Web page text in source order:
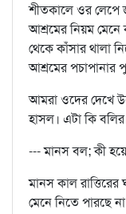
শীতকালে ওর লেপে
আশ্রমের নিয়ম মেনে
থেকে কাঁসার থালা
আশ্রমের পচাপানার
আমরা ওদের দেখে
হাসল। এটা কি
--- মানস বল; কী
মানস কাল
মেনে নিতে পারছে